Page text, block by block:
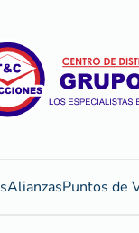
AlianzasPuntos de